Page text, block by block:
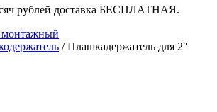
рублей доставка БЕСПЛАТНАЯ.
монтажный
/ Плашкадержатель для 2″